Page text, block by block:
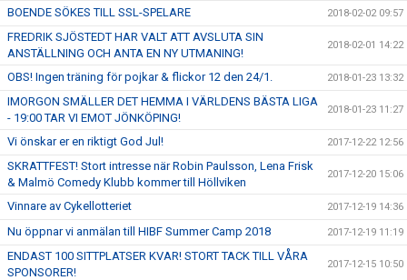
BOENDE SÖKES TILL SSL-SPELARE 2018-02-02 09:57
FREDRIK SJÖSTEDT HAR VALT ATT AVSLUTA SIN
ANSTÄLLNING OCH ANTA EN NY UTMANING!
2018-02-01 14:22
OBS! Ingen träning för pojkar & flickor 12 den 24/1. 2018-01-23 13:32
IMORGON SMÄLLER DET HEMMA I VÄRLDENS BÄSTA LIGA
- 19:00 TAR VI EMOT JÖNKÖPING!
2018-01-23 11:27
Vi önskar er en riktigt God Jul! 2017-12-22 12:56
SKRATTFEST! Stort intresse när Robin Paulsson, Lena Frisk
& Malmö Comedy Klubb kommer till Höllviken
2017-12-20 15:06
Vinnare av Cykellotteriet 2017-12-19 14:36
Nu öppnar vi anmälan till HIBF Summer Camp 2018 2017-12-19 11:19
ENDAST 100 SITTPLATSER KVAR! STORT TACK TILL VÅRA
SPONSORER!
2017-12-15 10:50